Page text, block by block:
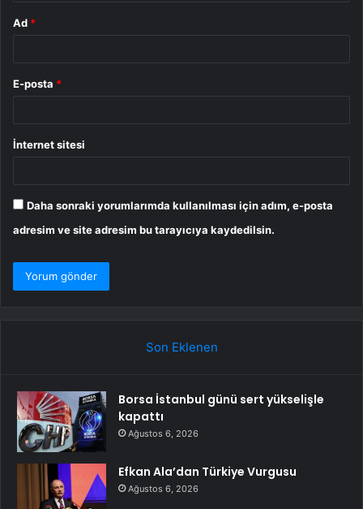
Ad *
E-posta *
İnternet sitesi
Daha sonraki yorumlarımda kullanılması için adım, e-posta
adresim ve site adresim bu tarayıcıya kaydedilsin.
Son Eklenen
Borsa İstanbul günü sert yükselişle
kapattı
Ağustos 6, 2026
Efkan Ala’dan Türkiye Vurgusu
Ağustos 6, 2026